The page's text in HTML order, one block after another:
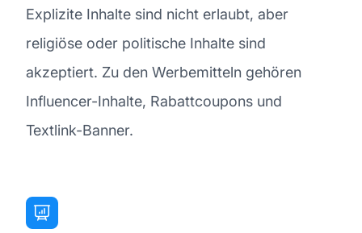
Explizite Inhalte sind nicht erlaubt, aber
religiöse oder politische Inhalte sind
akzeptiert. Zu den Werbemitteln gehören
Influencer-Inhalte, Rabattcoupons und
Textlink-Banner.